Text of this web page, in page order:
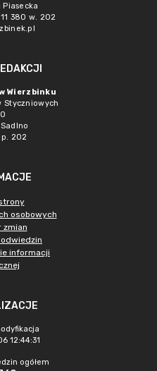
Piasecka
380 w. 202
Wierzbinku
Styczniowych
p. 202
osobowych
zmian
informacji
12:44:31
ogółem